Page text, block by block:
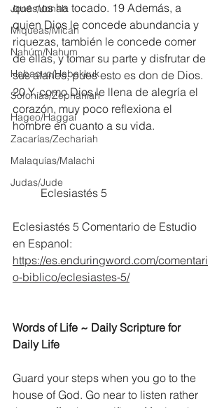
Jonás/Jonah
Miqueas/Micah
Nahúm/Nahum
Habacuc/Habakkuk
Sofonías/Zephaniah
Hageo/Haggai
Zacarías/Zechariah
Malaquías/Malachi
Judas/Jude
que nos ha tocado. 19 Además, a
quien Dios le concede abundancia y
riquezas, también le concede comer
de ellas, y tomar su parte y disfrutar de
sus afanes, pues esto es don de Dios.
20 Y, como Dios le llena de alegría el
corazón, muy poco reflexiona el
hombre en cuanto a su vida.
	Eclesiastés 5
Eclesiastés 5 Comentario de Estudio
en Espanol:
https://es.enduringword.com/comentari
o-biblico/eclesiastes-5/
Words of Life ~ Daily Scripture for
Daily Life
Guard your steps when you go to the
house of God. Go near to listen rather